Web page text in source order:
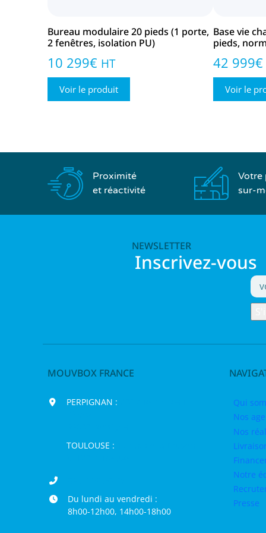
Bureau modulaire 20 pieds (1 porte,
2 fenêtres, isolation PU)
10 299€ HT
Voir le produit
Base vie
pieds,
42 999€
Voir le
Proximité
et réactivité
Votre
sur-
NEWSLETTER
Inscrivez-vous
MOUVBOX FRANCE
PERPIGNAN :
TOULOUSE :
Du lundi au vendredi :
8h00-12h00, 14h00-18h00
Qui
Nos
Nos
Notre
Presse